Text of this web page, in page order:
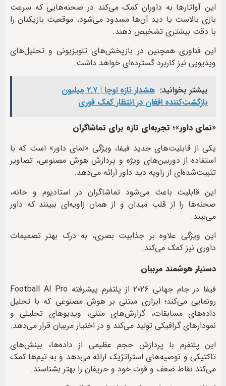
این آواتارها به داوران کمک می‌کند در صحنه‌هایی که سرعت
بازی بالاست یا دید آن‌ها مسدود می‌شود، موقعیت بازیکنان را
با دقت بیشتری تشخیص دهند.
این فناوری همچنین در بازپخش‌های تلویزیونی و تحلیل‌های
ویدیویی نیز کاربرد گسترده‌ای خواهد داشت.
بیشتر بخوانید:
هشدار تازه اوچا | ۲.۷ میلیون
بازگشت‌کننده افغان در انتظار کمک فوری
«نمای داور»؛ تجربه‌ای تازه برای تماشاگران
یکی از قابلیت‌های جدید فیفا، ویژگی «نمای داور» است که با
استفاده از دوربین‌های ویژه و پردازش هوش مصنوعی، تصاویر
تثبیت‌شده‌ای از زاویه دید داور ارائه می‌دهد.
این قابلیت باعث می‌شود تماشاگران در استادیوم و خانه،
صحنه‌ها را از قلب میدان و از همان زاویه‌ای ببینند که داور
می‌بیند.
این ویژگی علاوه بر جذابیت بصری، به درک بهتر تصمیمات
داوری نیز کمک می‌کند.
دستیار هوشمند مربیان
فیفا در جام جهانی ۲۰۲۶ از پلتفرم پیشرفته Football AI Pro
رونمایی می‌کند؛ ابزاری مبتنی بر هوش مصنوعی که با تحلیل
داده‌های مسابقات، گزارش‌های متنی، ویدیوهای تحلیلی و
نمودارهای گرافیکی تولید می‌کند و در اختیار مربیان قرار می‌دهد.
این پلتفرم با پردازش حجم عظیمی از داده‌ها، بینش‌های
تاکتیکی و توصیه‌های استراتژیک ارائه می‌دهد و به تیم‌ها کمک
می‌کند نقاط ضعف و قوت خود و حریفان را بهتر بشناسند.